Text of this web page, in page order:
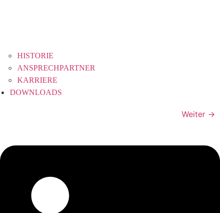
HISTORIE
ANSPRECHPARTNER
KARRIERE
DOWNLOADS
Weiter →